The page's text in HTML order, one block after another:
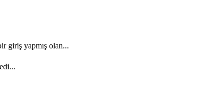
giriş yapmış olan...